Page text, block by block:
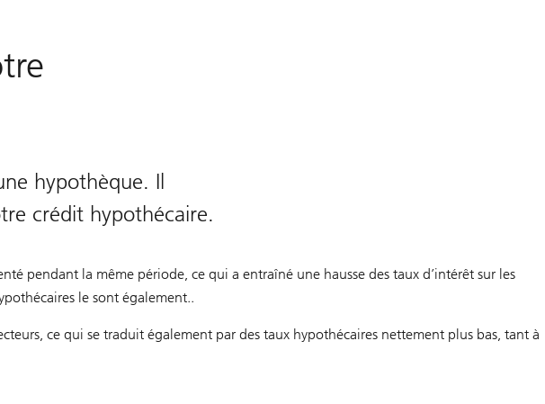
hypothèque. Il
crédit hypothécaire.
pendant la même période, ce qui a entraîné une hausse des taux d’intérêt sur les
le sont également..
ce qui se traduit également par des taux hypothécaires nettement plus bas, tant à